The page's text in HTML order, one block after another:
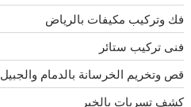
فك وتركيب مكيفات بالرياض
فنى تركيب ستائر
قص وتخريم الخرسانة بالدمام والجبيل
كشف تسربات بالخبر